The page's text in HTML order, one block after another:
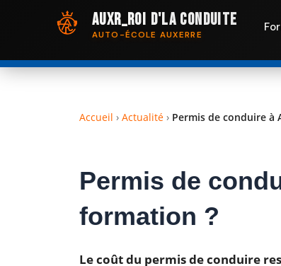
AuxR_Roi d'la Conduite
AUTO-ÉCOLE AUXERRE
Accueil › Actualité › Permis de conduire
Permis de
formation ?
Le coût du permis de conduire